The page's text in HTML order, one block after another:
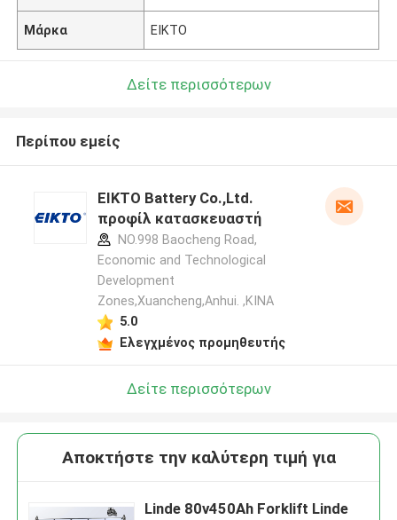
Μάρκα EIKTO
Δείτε περισσότερων
Περίπου εμείς
EIKTO Battery Co.,Ltd.
προφίλ κατασκευαστή
NO.998 Baocheng Road,
Economic and Technological
Development
Zones,Xuancheng,Anhui. ,ΚΙΝΑ
5.0
Ελεγχμένος προμηθευτής
Δείτε περισσότερων
Αποκτήστε την καλύτερη τιμή για
Linde 80v450Ah Forklift Linde